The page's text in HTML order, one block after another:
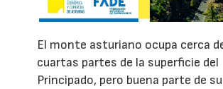
El monte asturiano ocupa cerca
cuartas partes de la superficie del
Principado, pero buena parte de